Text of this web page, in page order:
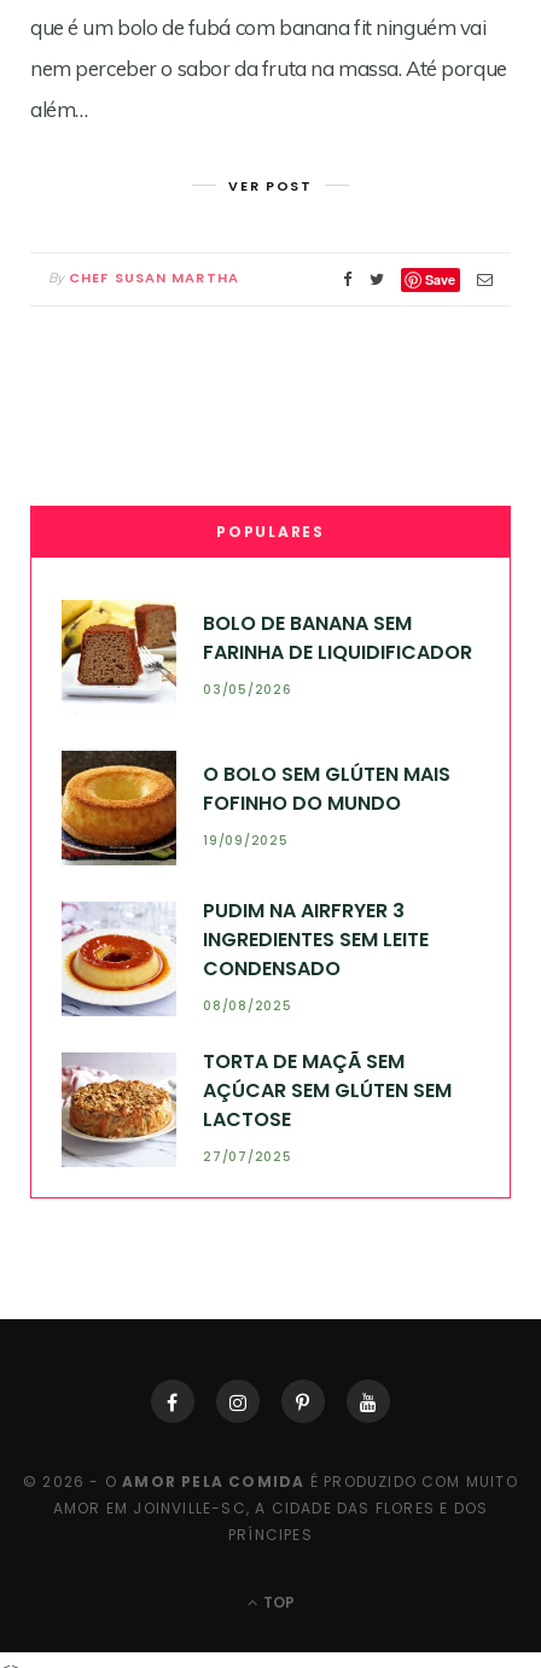
que é um bolo de fubá com banana fit ninguém vai
nem perceber o sabor da fruta na massa. Até porque
além…
VER POST
By CHEF SUSAN MARTHA Save
POPULARES
BOLO DE BANANA SEM
FARINHA DE LIQUIDIFICADOR
03/05/2026
O BOLO SEM GLÚTEN MAIS
FOFINHO DO MUNDO
19/09/2025
PUDIM NA AIRFRYER 3
INGREDIENTES SEM LEITE
CONDENSADO
08/08/2025
TORTA DE MAÇÃ SEM
AÇÚCAR SEM GLÚTEN SEM
LACTOSE
27/07/2025
© 2026 - OAMOR PELA COMIDA É PRODUZIDO COM MUITO
AMOR EM JOINVILLE-SC, A CIDADE DAS FLORES E DOS
PRÍNCIPES
TOP